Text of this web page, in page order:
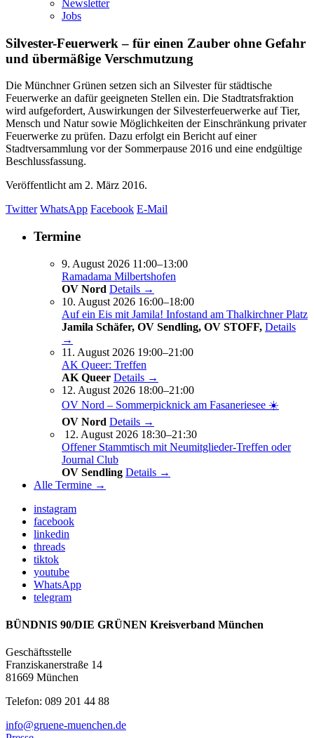
Newsletter
Jobs
Silvester-Feuerwerk – für einen Zauber ohne Gefahr
und übermäßige Verschmutzung
Die Münchner Grünen setzen sich an Silvester für städtische
Feuerwerke an dafür geeigneten Stellen ein. Die Stadtratsfraktion
wird aufgefordert, Auswirkungen der Silvesterfeuerwerke auf Tier,
Mensch und Natur sowie Möglichkeiten der Einschränkung privater
Feuerwerke zu prüfen. Dazu erfolgt ein Bericht auf einer
Stadtversammlung vor der Sommerpause 2016 und eine endgültige
Beschlussfassung.
Veröffentlicht am 2. März 2016.
Twitter WhatsApp Facebook E-Mail
Termine
9. August 2026 11:00–13:00
Ramadama Milbertshofen
OV Nord Details →
10. August 2026 16:00–18:00
Auf ein Eis mit Jamila! Infostand am Thalkirchner Platz
Jamila Schäfer, OV Sendling, OV STOFF, Details
→
11. August 2026 19:00–21:00
AK Queer: Treffen
AK Queer Details →
12. August 2026 18:00–21:00
OV Nord – Sommerpicknick am Fasaneriesee ☀️
OV Nord Details →
12. August 2026 18:30–21:30
Offener Stammtisch mit Neumitglieder-Treffen oder
Journal Club
OV Sendling Details →
Alle Termine →
instagram
facebook
linkedin
threads
tiktok
youtube
WhatsApp
telegram
BÜNDNIS 90/DIE GRÜNEN Kreisverband München
Geschäftsstelle
Franziskanerstraße 14
81669 München
Telefon: 089 201 44 88
info@gruene-muenchen.de